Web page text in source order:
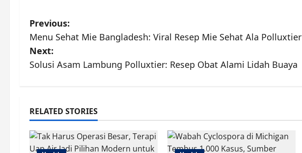
P
o
s
n
a
Previous:
Menu Sehat Mie Bangladesh: Viral Resep Mie Sehat Ala Polluxtier
Next:
Solusi Asam Lambung Polluxtier: Resep Obat Alami Lidah Buaya
RELATED STORIES